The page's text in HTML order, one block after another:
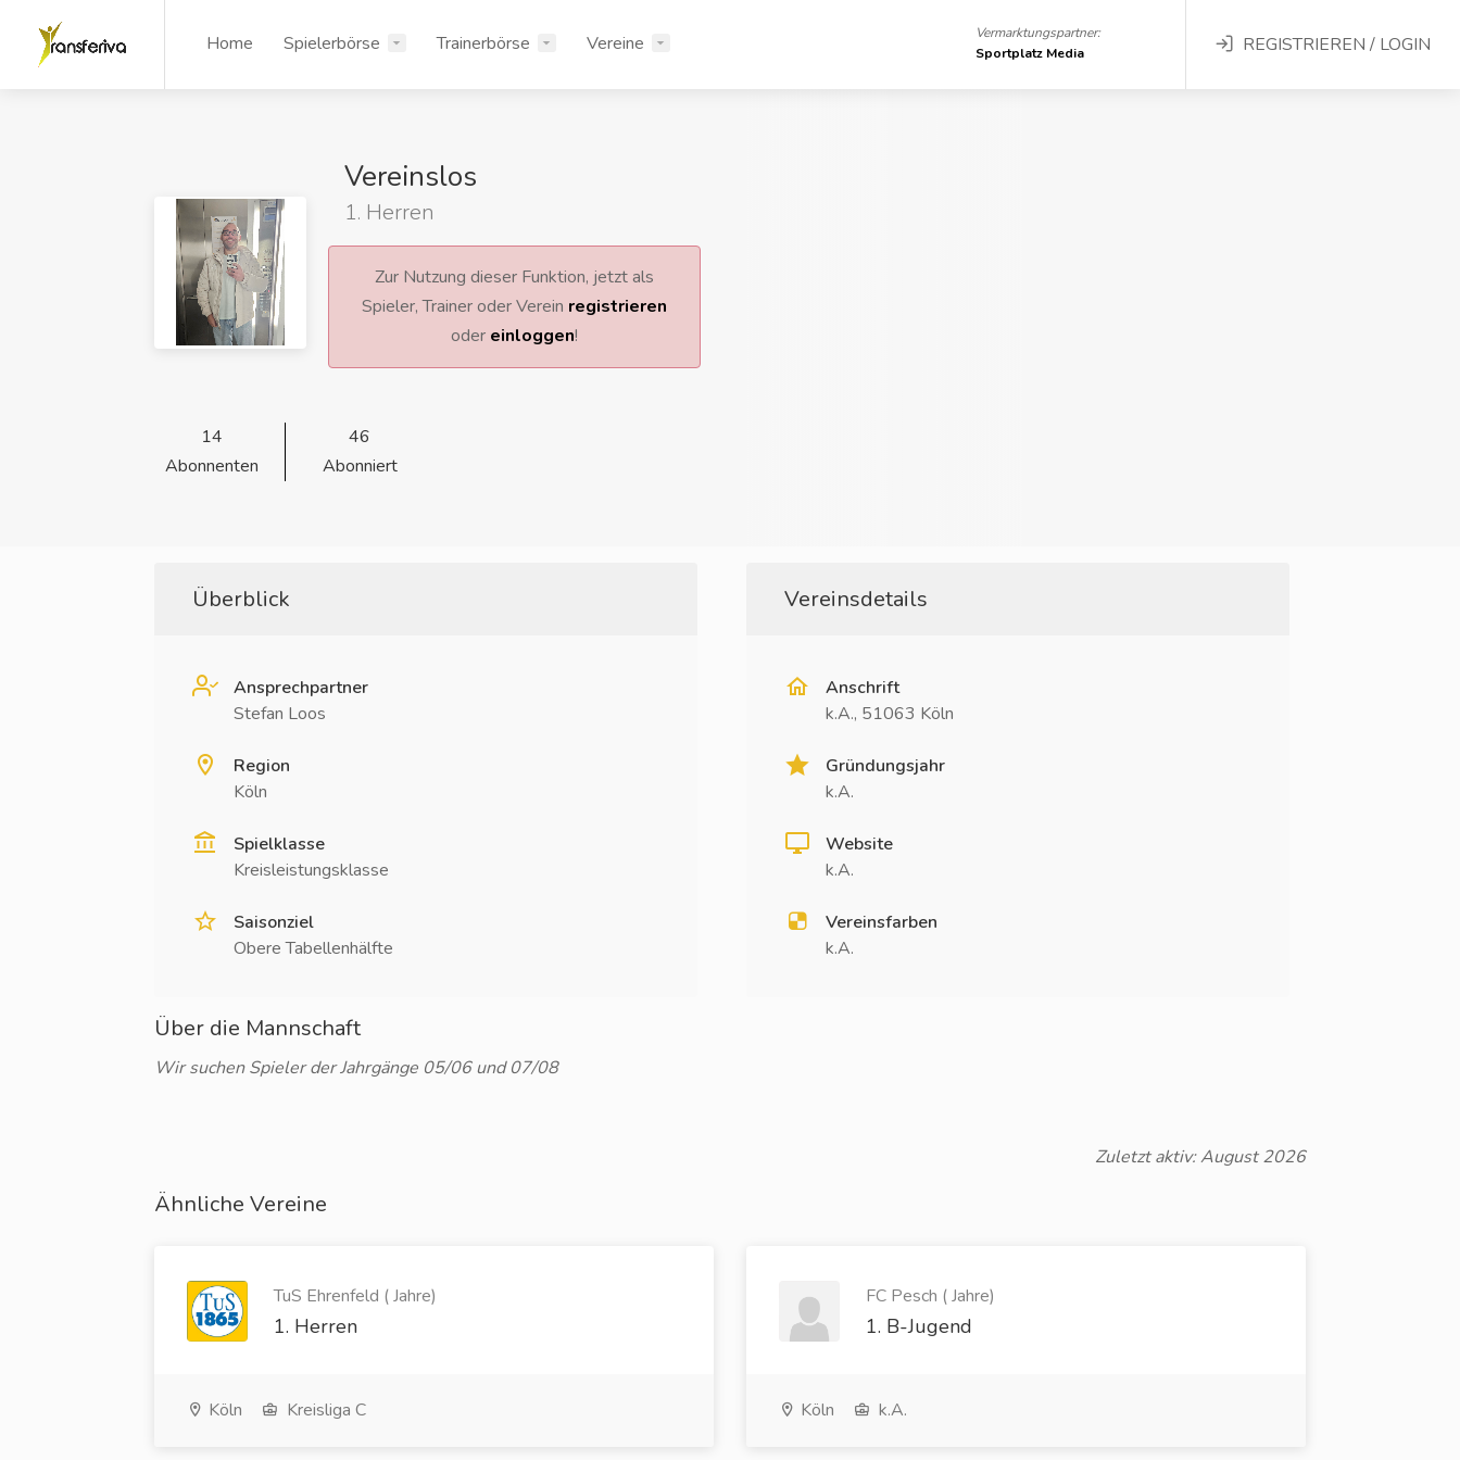
Home Spielerbörse Trainerbörse Vereine
Vermarktungspartner:
Sportplatz Media
REGISTRIEREN / LOGIN
Vereinslos
1. Herren
Zur Nutzung dieser Funktion, jetzt als
Spieler, Trainer oder Verein registrieren
oder einloggen!
14
Abonnenten
46
Abonniert
Überblick
Ansprechpartner
Stefan Loos
Region
Köln
Spielklasse
Kreisleistungsklasse
Saisonziel
Obere Tabellenhälfte
Vereinsdetails
Anschrift
k.A., 51063 Köln
Gründungsjahr
k.A.
Website
k.A.
Vereinsfarben
k.A.
Über die Mannschaft
Wir suchen Spieler der Jahrgänge 05/06 und 07/08
Zuletzt aktiv: August 2026
Ähnliche Vereine
TuS Ehrenfeld ( Jahre)
1. Herren
Köln Kreisliga C
FC Pesch ( Jahre)
1. B-Jugend
Köln k.A.